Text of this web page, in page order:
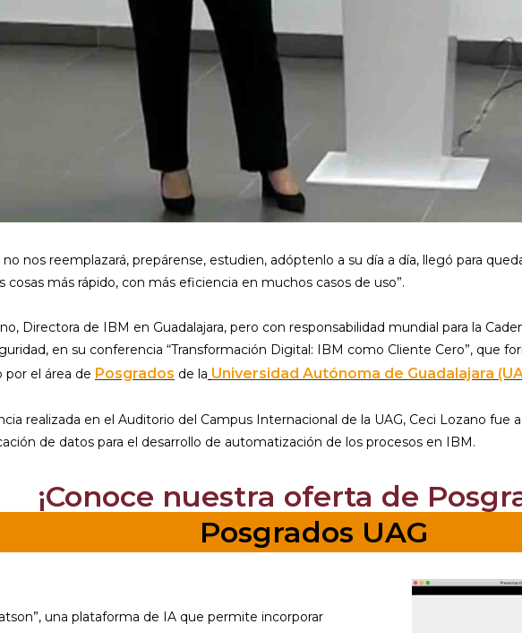
nos reemplazará, prepárense, estudien, adóptenlo a su día a día, llegó para
cosas más rápido, con más eficiencia en muchos casos de uso”.
Directora de IBM en Guadalajara, pero con responsabilidad mundial para la
en su conferencia “Transformación Digital: IBM como Cliente Cero”, que
por el área de Posgrados de la Universidad Autónoma de Guadalajara
realizada en el Auditorio del Campus Internacional de la UAG, Ceci Lozano fue
de datos para el desarrollo de automatización de los procesos en IBM.
¡Conoce nuestra oferta de
Posgrados UAG
una plataforma de IA que permite incorporar